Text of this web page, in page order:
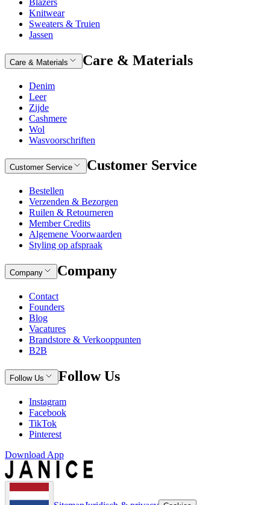
Knitwear
Sweaters & Truien
Jassen
Care & Materials Care & Materials
Denim
Leer
Zijde
Cashmere
Wol
Wasvoorschriften
Customer Service Customer Service
Bestellen
Verzenden & Bezorgen
Ruilen & Retourneren
Member Credits
Algemene Voorwaarden
Styling op afspraak
Company Company
Contact
Founders
Blog
Vacatures
Brandstore & Verkooppunten
B2B
Follow Us Follow Us
Instagram
Facebook
TikTok
Pinterest
Download App